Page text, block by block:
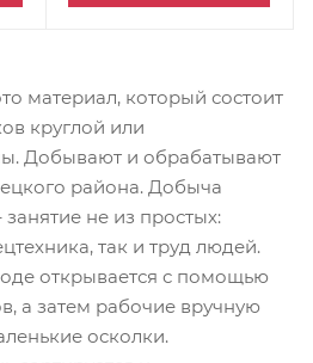
материал, который состоит
круглой или
Добывают и обрабатывают
района. Добыча
не из простых:
так и труд людей.
открывается с помощью
а затем рабочие вручную
осколки.